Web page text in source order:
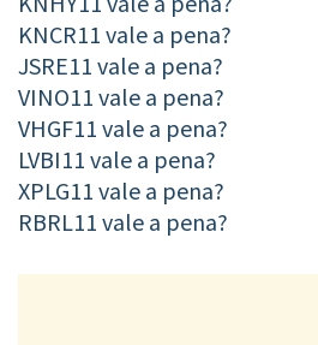
KNCR11 vale a pena?
JSRE11 vale a pena?
VINO11 vale a pena?
VHGF11 vale a pena?
LVBI11 vale a pena?
XPLG11 vale a pena?
RBRL11 vale a pena?